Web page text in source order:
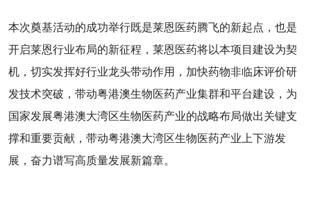
本次奠基活动的成功举行既是莱恩医药腾飞的新起点，也是
开启莱恩行业布局的新征程，莱恩医药将以本项目建设为契
机，切实发挥好行业龙头带动作用，加快药物非临床评价研
发技术突破，带动粤港澳生物医药产业集群和平台建设，为
国家发展粤港澳大湾区生物医药产业的战略布局做出关键支
撑和重要贡献，带动粤港澳大湾区生物医药产业上下游发
展，奋力谱写高质量发展新篇章。